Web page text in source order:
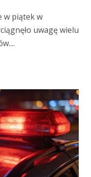
w piątek w
uwagę wielu